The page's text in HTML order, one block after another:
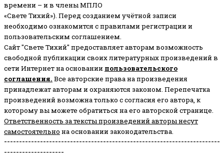
времени – и в члены МПЛО
«Свете Тихий»). Перед созданием учётной записи
необходимо ознакомится с правилами регистрации и
пользовательским соглашением.
Сайт "Свете Тихий" предоставляет авторам возможность
свободной публикации своих литературных произведений в
сети Интернет на основании пользовательского
соглашения. Все авторские права на произведения
принадлежат авторам и охраняются законом. Перепечатка
произведений возможна только с согласия его автора, к
которому вы можете обратиться на его авторской странице.
Ответственность за тексты произведений авторы несут
самостоятельно на основании законодательства.
------------------------------------------------------------------------
--------------------